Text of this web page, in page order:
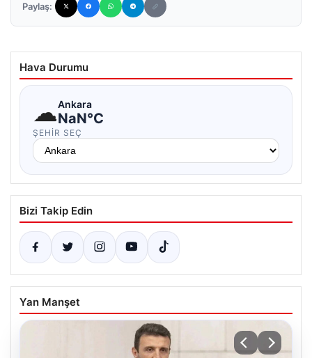
Paylaş:
Hava Durumu
☁Ankara
NaN°C
ŞEHIR SEÇ
Bizi Takip Edin
Yan Manşet